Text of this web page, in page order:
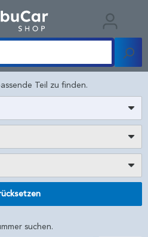
Teil zu finden.
suchen.